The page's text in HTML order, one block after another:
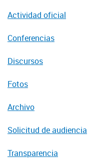
Actividad oficial
Conferencias
Discursos
Fotos
Archivo
Solicitud de audiencia
Transparencia